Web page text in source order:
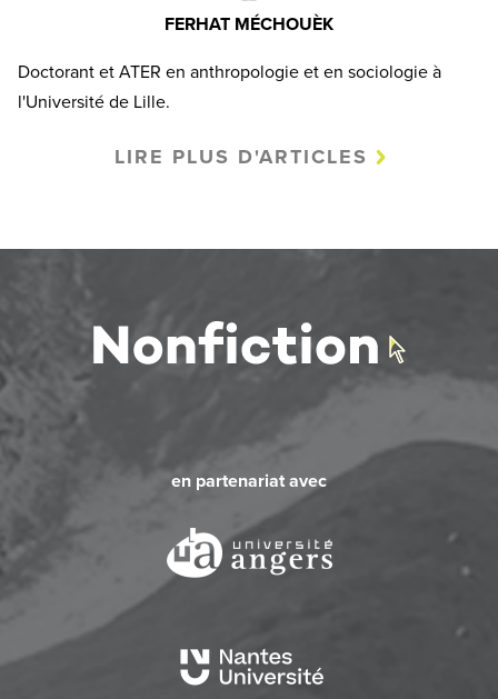
FERHAT MÉCHOUÈK
Doctorant et ATER en anthropologie et en sociologie à
l'Université de Lille.
LIRE PLUS D'ARTICLES
en partenariat avec